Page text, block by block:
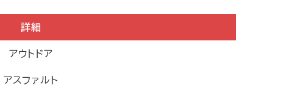
詳細
アウトドア
アスファルト